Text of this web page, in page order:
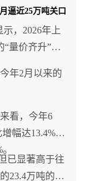
逼近25万吨关口
，2026年上
量价齐升”态
年2月以来的
看，今年6
幅达13.4%，
已显著高于往
23.4万吨的历